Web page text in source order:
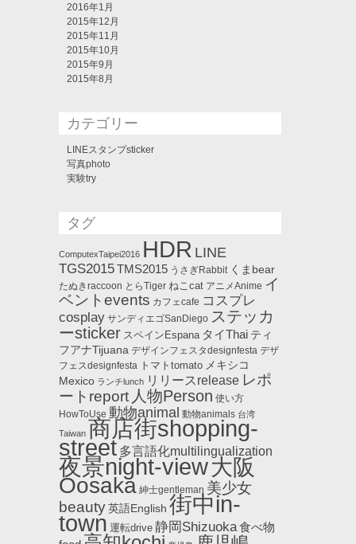
2016年1月
2015年12月
2015年11月
2015年10月
2015年9月
2015年8月
カテゴリー
LINEスタンプsticker
写真photo
実験try
タグ
ComputexTaipei2016 HDR LINE
TGS2015TMS2015 うさぎRabbit くまbear
たぬきraccoon とらTiger ねこcat アニメAnime イ
ベントevents カフェcafe コスプレ
cosplay サンディエゴSanDiego ステッカ
ーsticker スペインEspana タイThai ティ
フアナTijuana デザインフェスタdesignfesta デザ
フェスdesignfesta トマトtomato メキシコ
Mexico ランチlunch リリースrelease レポ
ートreport 人物Person 使い方
HowToUse 動物animal 動物animals 台湾
Taiwan 商店街shopping-
street 多言語化multilingualization
夜景night-view大阪
Oosaka 紳士gentleman 美少女
beauty英語English 街中in-
town 運転drive 静岡Shizuoka食べ物